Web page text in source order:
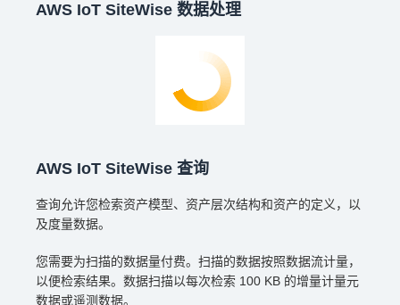
AWS IoT SiteWise 数据处理
AWS IoT SiteWise 查询
查询允许您检索资产模型、资产层次结构和资产的定义，以
及度量数据。
您需要为扫描的数据量付费。扫描的数据按照数据流计量，
以便检索结果。数据扫描以每次检索 100 KB 的增量计量元
数据或遥测数据。